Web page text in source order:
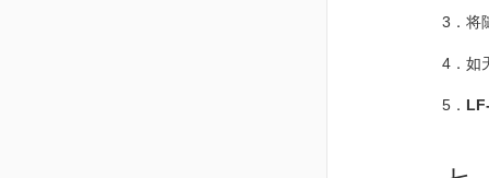
3．将
4．如
5．